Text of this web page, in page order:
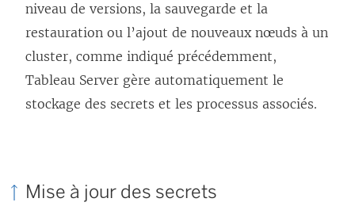
niveau de versions, la sauvegarde et la
restauration ou l’ajout de nouveaux nœuds à un
cluster, comme indiqué précédemment,
Tableau Server gère automatiquement le
stockage des secrets et les processus associés.
Mise à jour des secrets